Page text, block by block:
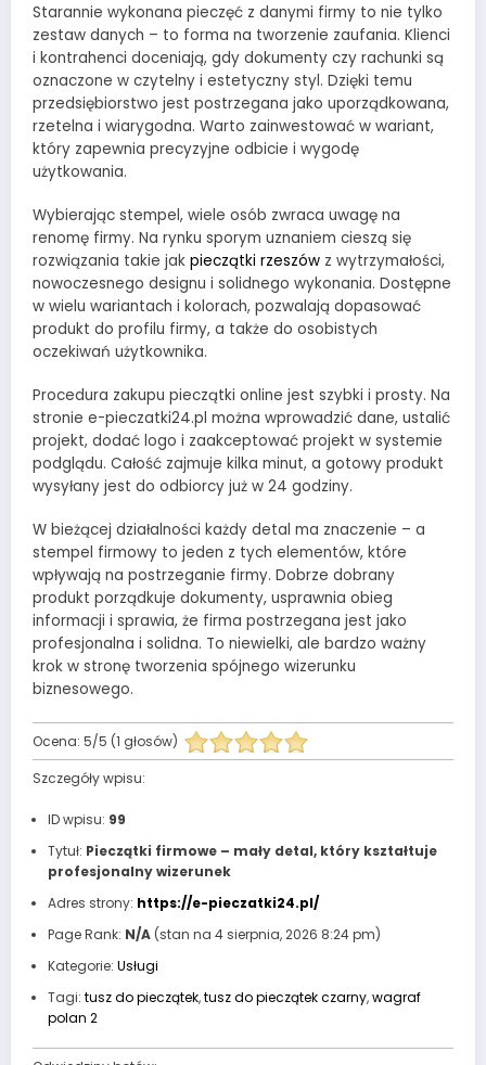
Starannie wykonana pieczęć z danymi firmy to nie tylko
zestaw danych – to forma na tworzenie zaufania. Klienci
i kontrahenci doceniają, gdy dokumenty czy rachunki są
oznaczone w czytelny i estetyczny styl. Dzięki temu
przedsiębiorstwo jest postrzegana jako uporządkowana,
rzetelna i wiarygodna. Warto zainwestować w wariant,
który zapewnia precyzyjne odbicie i wygodę
użytkowania.
Wybierając stempel, wiele osób zwraca uwagę na
renomę firmy. Na rynku sporym uznaniem cieszą się
rozwiązania takie jak pieczątki rzeszów z wytrzymałości,
nowoczesnego designu i solidnego wykonania. Dostępne
w wielu wariantach i kolorach, pozwalają dopasować
produkt do profilu firmy, a także do osobistych
oczekiwań użytkownika.
Procedura zakupu pieczątki online jest szybki i prosty. Na
stronie e-pieczatki24.pl można wprowadzić dane, ustalić
projekt, dodać logo i zaakceptować projekt w systemie
podglądu. Całość zajmuje kilka minut, a gotowy produkt
wysyłany jest do odbiorcy już w 24 godziny.
W bieżącej działalności każdy detal ma znaczenie – a
stempel firmowy to jeden z tych elementów, które
wpływają na postrzeganie firmy. Dobrze dobrany
produkt porządkuje dokumenty, usprawnia obieg
informacji i sprawia, że firma postrzegana jest jako
profesjonalna i solidna. To niewielki, ale bardzo ważny
krok w stronę tworzenia spójnego wizerunku
biznesowego.
Ocena: 5/5 (1 głosów)
Szczegóły wpisu:
ID wpisu: 99
Tytuł: Pieczątki firmowe – mały detal, który kształtuje
profesjonalny wizerunek
Adres strony: https://e-pieczatki24.pl/
Page Rank: N/A(stan na 4 sierpnia, 2026 8:24 pm)
Kategorie: Usługi
Tagi: tusz do pieczątek,tusz do pieczątek czarny,wagraf
polan 2